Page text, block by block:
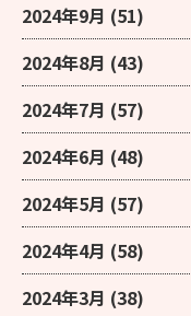
2024年9月 (51)
2024年8月 (43)
2024年7月 (57)
2024年6月 (48)
2024年5月 (57)
2024年4月 (58)
2024年3月 (38)